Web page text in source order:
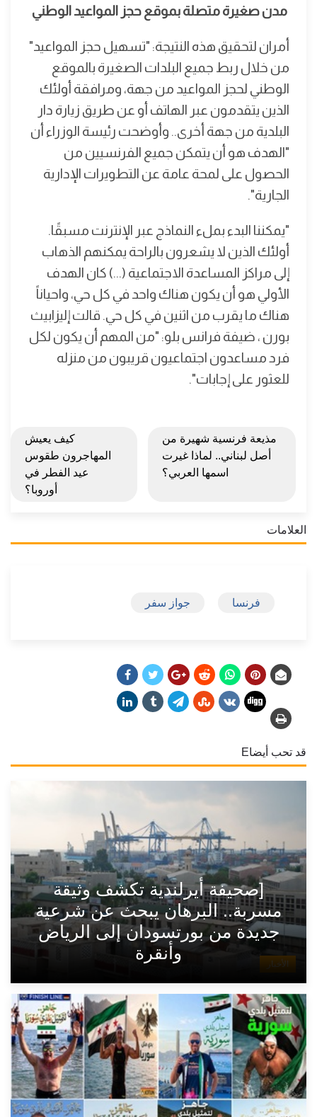
مدن صغيرة متصلة بموقع حجز المواعيد الوطني
أمران لتحقيق هذه النتيجة: "تسهيل حجز المواعيد"
من خلال ربط جميع البلدات الصغيرة بالموقع
الوطني لحجز المواعيد من جهة، ومرافقة أولئك
الذين يتقدمون عبر الهاتف أو عن طريق زيارة دار
البلدية من جهة أخرى.. وأوضحت رئيسة الوزراء أن
"الهدف هو أن يتمكن جميع الفرنسيين من
الحصول على لمحة عامة عن التطويرات الإدارية
الجارية".
"يمكننا البدء بملء النماذج عبر الإنترنت مسبقًا.
أولئك الذين لا يشعرون بالراحة يمكنهم الذهاب
إلى مراكز المساعدة الاجتماعية (...) كان الهدف
الأولي هو أن يكون هناك واحد في كل حي، واحياناً
هناك ما يقرب من اثنين في كل حي. قالت إليزابيث
بورن ، ضيفة فرانس بلو: "من المهم أن يكون لكل
فرد مساعدون اجتماعيون قريبون من منزله
للعثور على إجابات".
مذيعة فرنسية شهيرة من
أصل لبناني.. لماذا غيرت
اسمها العربي؟
كيف يعيش
المهاجرون طقوس
عيد الفطر في
أوروبا؟
العلامات
فرنسا جواز سفر
قد تحب أيضاE
الأخبار
[صحيفة أيرلندية تكشف وثيقة
مسربة.. البرهان يبحث عن شرعية
جديدة من بورتسودان إلى الرياض
وأنقرة